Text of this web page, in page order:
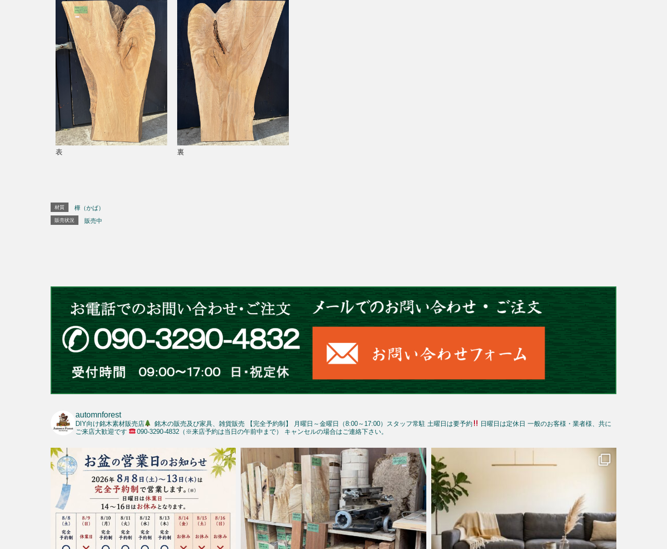
表 裏
材質 樺（かば）
販売状況 販売中
automnforest
DIY向け銘木素材販売店 銘木の販売及び家具、雑貨販売 【完全予約制】 月曜日～金曜日（8:00～17:00）スタッフ常駐 土曜日は要予約 日曜日は定休日 一般のお客様・業者様、共に
ご来店大歓迎です
090-3290-4832（※来店予約は当日の午前中まで） キャンセルの場合はご連絡下さい。